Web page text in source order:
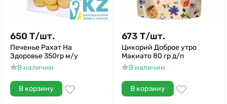
650 Т/шт.
Печенье Рахат На
Здоровье 350гр м/у
В наличии
В корзину
673 Т/шт.
Цикорий Доброе утро
Макиато 80 гр д/п
В наличии
В корзину